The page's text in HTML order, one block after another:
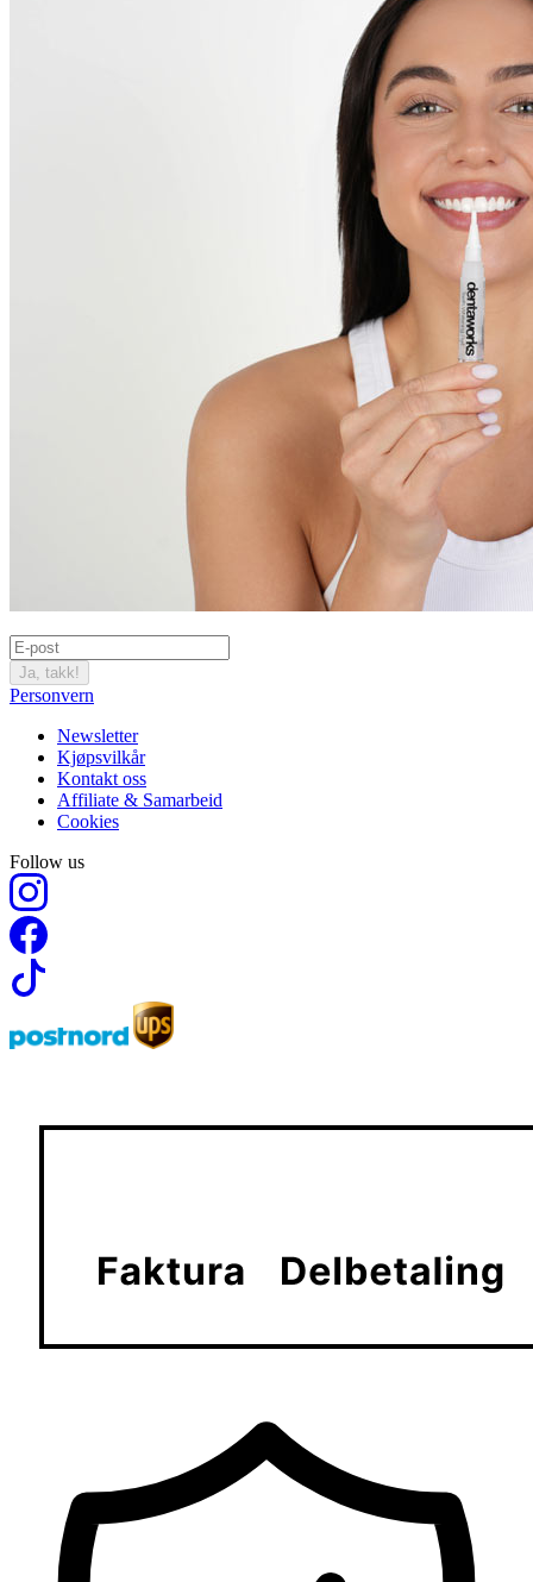
Ja, takk!
Personvern
Newsletter
Kjøpsvilkår
Kontakt oss
Affiliate & Samarbeid
Cookies
Follow us